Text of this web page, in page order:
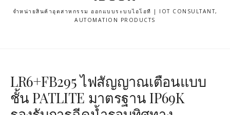
จำหน่ายสินค้าอุตสาหกรรม ออกแบบระบบไอโอที | IOT CONSULTANT,
AUTOMATION PRODUCTS
LR6+FB295 ไฟสัญญาณเตือนแบบ
ชั้น PATLITE มาตรฐาน IP69K